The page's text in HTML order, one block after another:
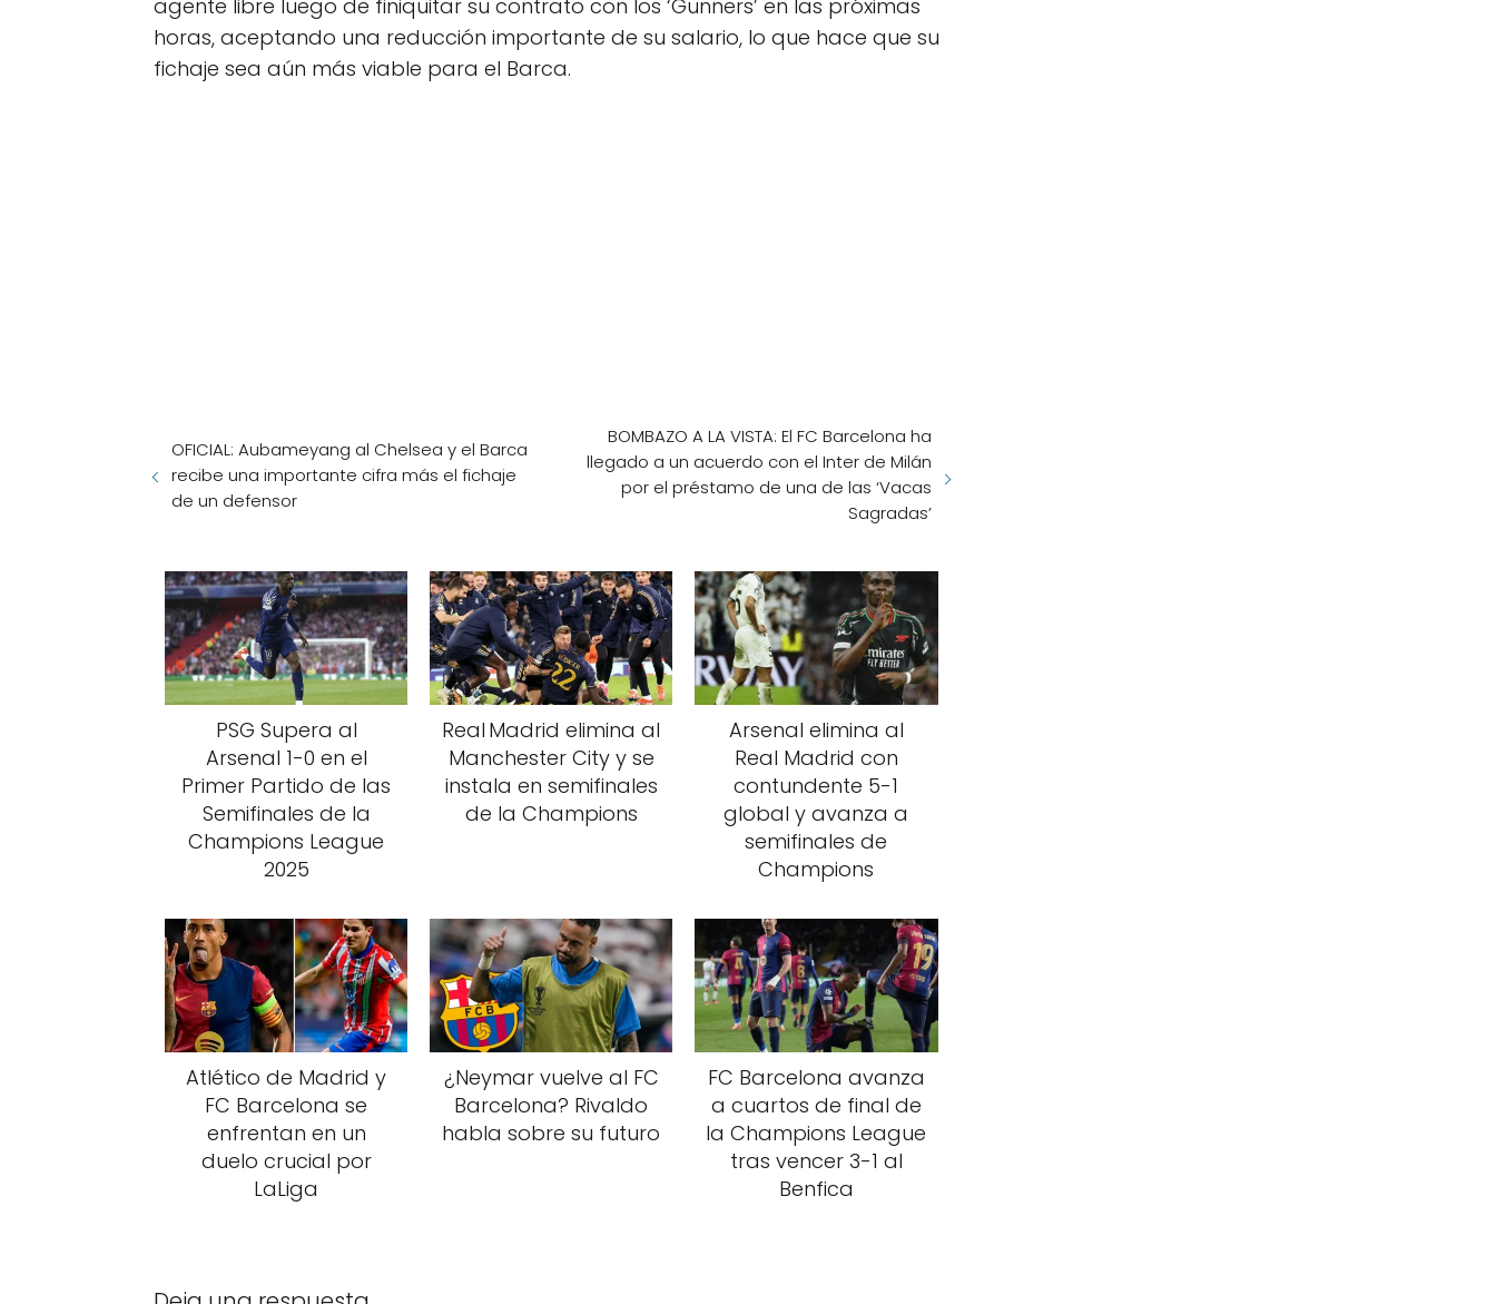
agente libre luego de finiquitar su contrato con los ‘Gunners’ en las próximas
horas, aceptando una reducción importante de su salario, lo que hace que su
fichaje sea aún más viable para el Barca.
OFICIAL: Aubameyang al Chelsea y el Barca
recibe una importante cifra más el fichaje
de un defensor
BOMBAZO A LA VISTA: El FC Barcelona ha
llegado a un acuerdo con el Inter de Milán
por el préstamo de una de las ‘Vacas
Sagradas’
PSG Supera al
Arsenal 1-0 en el
Primer Partido de las
Semifinales de la
Champions League
2025
Real Madrid elimina al
Manchester City y se
instala en semifinales
de la Champions
Arsenal elimina al
Real Madrid con
contundente 5-1
global y avanza a
semifinales de
Champions
Atlético de Madrid y
FC Barcelona se
enfrentan en un
duelo crucial por
LaLiga
¿Neymar vuelve al FC
Barcelona? Rivaldo
habla sobre su futuro
FC Barcelona avanza
a cuartos de final de
la Champions League
tras vencer 3-1 al
Benfica